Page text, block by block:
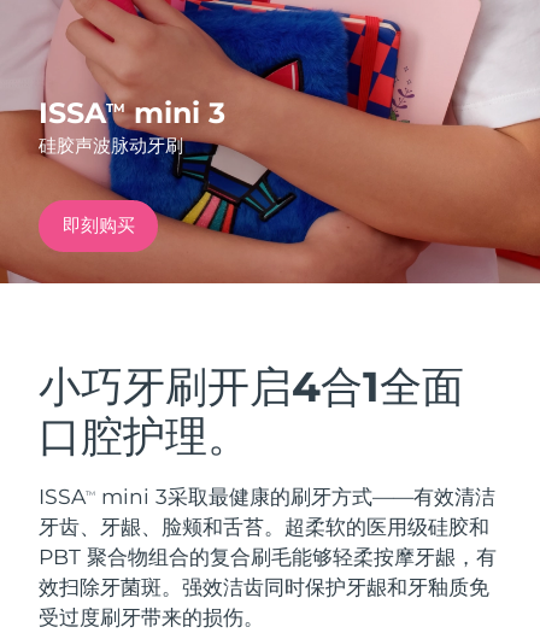
ISSATMmini 3
硅胶声波脉动牙刷
即刻购买
小巧牙刷开启4合1全面
口腔护理。
ISSATM
mini 3采取最健康的刷牙方式——有效清洁
牙齿、牙龈、脸颊和舌苔。超柔软的医用级硅胶和
PBT 聚合物组合的复合刷毛能够轻柔按摩牙龈，有
效扫除牙菌斑。强效洁齿同时保护牙龈和牙釉质免
受过度刷牙带来的损伤。
特别优惠 畅销产品
红光疗法
LUNA™ 4 套装
Anti-aging massage
BEAR™ 2 套装
Microcurrent toning
补水保湿
澳大利亚 预计送达日期 8/13/26
法国 预计送达日期 8/10/26
德国
加拿大 预计送达日期
奥地利 预计送达日期8/10/26
巴林
比利时 预计送达日期 8/10/26
百慕大 预计送达日期8/16/26
波斯尼亚和黑塞哥维那 预计送达日期8/13/26